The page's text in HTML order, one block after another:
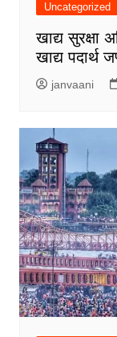
Uncategorized
खाद्य सुरक्षा
खाद्य पदार्थ
janvaani